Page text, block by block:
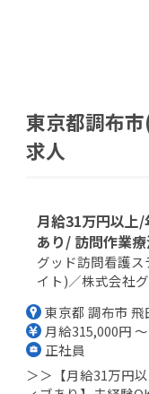
東京都調布
求人
月給31万円以上
あり/ 訪問作業
グッド訪問看護
イト)／株式会社
東京都 調布市
月給315,000円 ～
正社員
＞＞【月給31万円